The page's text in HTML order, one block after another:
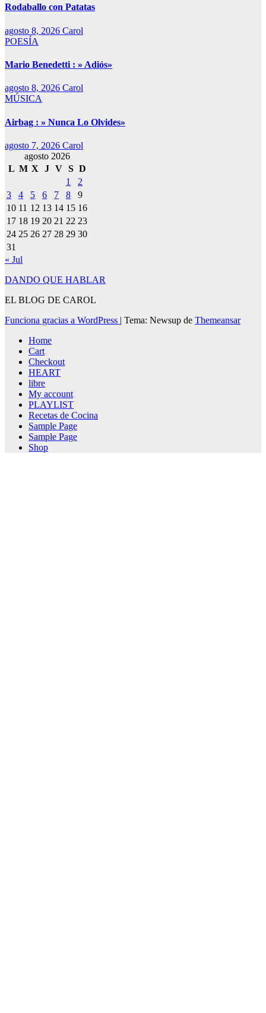
Rodaballo con Patatas
agosto 8, 2026 Carol
POESÍA
Mario Benedetti : » Adiós»
agosto 8, 2026 Carol
MÚSICA
Airbag : » Nunca Lo Olvides»
agosto 7, 2026 Carol
agosto 2026
L M X J V S D
1
2
3
4 5 6 7 8
9
10 11 12 13 14 15 16
17 18 19 20 21 22 23
24 25 26 27 28 29 30
31
« Jul
DANDO QUE HABLAR
EL BLOG DE CAROL
Funciona gracias a WordPress | Tema: Newsup de Themeansar
Home
Cart
Checkout
HEART
libre
My account
PLAYLIST
Recetas de Cocina
Sample Page
Sample Page
Shop